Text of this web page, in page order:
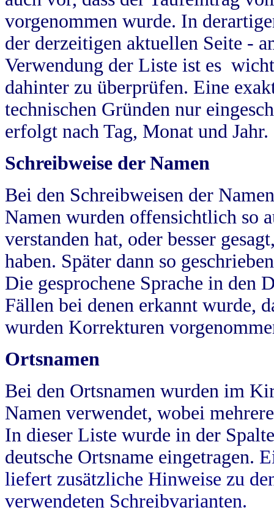
vorgenommen wurde. In
der derzeitigen aktuellen Seite -
Verwendung der Liste ist es
dahinter zu überprüfen. Eine
technischen Gründen nur
erfolgt nach Tag, Monat und Jahr.
Schreibweise der Namen
Bei den Schreibweisen der
Namen wurden offensichtlich so
verstanden hat, oder besser
haben. Später dann so
Die gesprochene Sprache in
Fällen bei denen erkannt wurde,
wurden Korrekturen
Ortsnamen
Bei den Ortsnamen wurden im
Namen verwendet, wobei
In dieser Liste wurde in der
deutsche Ortsname eingetragen.
liefert zusätzliche Hinweise zu
verwendeten Schreibvarianten.